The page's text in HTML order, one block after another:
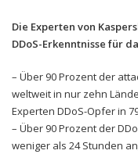
Die Experten von
DDoS-Erkenntnisse für
– Über 90 Prozent der
weltweit in nur zehn
Experten DDoS-Opfer in
– Über 90 Prozent der
weniger als 24 Stunden